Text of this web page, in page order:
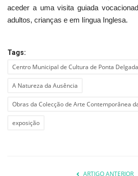
aceder a uma visita guiada
adultos, crianças e em língua Inglesa.
Tags:
Centro Municipal de Cultura de Ponta Delgada
A Natureza da Ausência
Obras da Colecção de Arte Contemporânea
exposição
ARTIGO ANTERIOR